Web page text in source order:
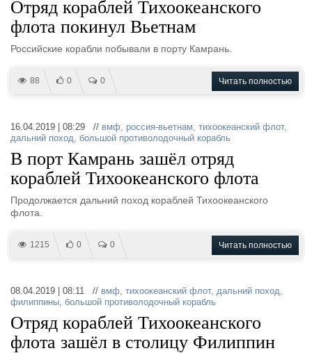
Отряд кораблей Тихоокеанского
флота покинул Вьетнам
Российские корабли побывали в порту Камрань.
88 0 0 Читать полностью
16.04.2019 | 08:29 // вмф, россия-вьетнам, тихоокеанский флот,
дальний поход, большой противолодочный корабль
В порт Камрань зашёл отряд
кораблей Тихоокеанского флота
Продолжается дальний поход кораблей Тихоокеанского
флота.
1215 0 0 Читать полностью
08.04.2019 | 08:11 // вмф, тихоокеанский флот, дальний поход,
филиппины, большой противолодочный корабль
Отряд кораблей Тихоокеанского
флота зашёл в столицу Филиппин